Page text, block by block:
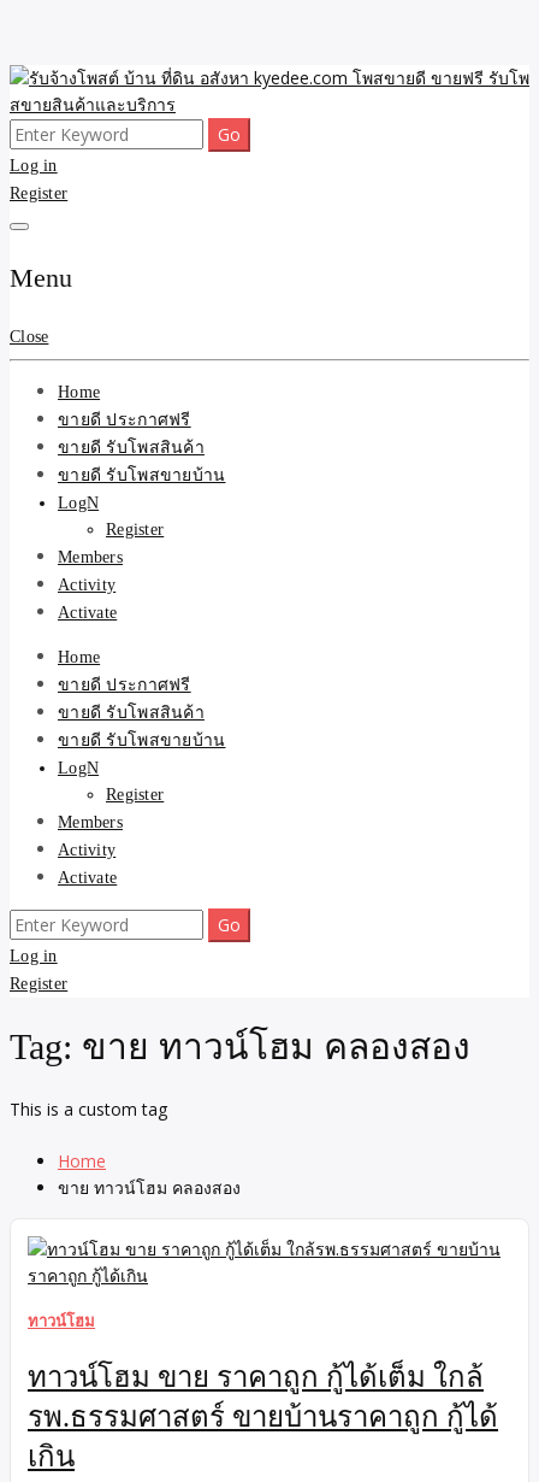
Skip
to
content
รับจ้างโพสต์ บ้าน ที่ดิน
อสังหา kyedee.com โพส
ขายดี ขายฟรี รับโพสขาย
สินค้าและบริการ
ขายดี โพสประกาศขายสินค้าฟรี บ้าน ที่ดิน อสังหา รับโพสต์ประกาศขาย
ของ รับรองผล ดีที่สุดถูกที่สุด ติดหน้าแรกกูเกืล
Search
for:
Log in
Register
Menu
Close
Home
ขายดี ประกาศฟรี
ขายดี รับโพสสินค้า
ขายดี รับโพสขายบ้าน
LogN
Register
Members
Activity
Activate
Home
ขายดี ประกาศฟรี
ขายดี รับโพสสินค้า
ขายดี รับโพสขายบ้าน
LogN
Register
Members
Activity
Activate
Search
for:
Log in
Register
Tag: ขาย ทาวน์โฮม คลองสอง
This is a custom tag
Home
ขาย ทาวน์โฮม คลองสอง
ทาวน์โฮม
ทาวน์โฮม ขาย ราคาถูก กู้ได้เต็ม ใกล้
รพ.ธรรมศาสตร์ ขายบ้านราคาถูก กู้ได้
เกิน